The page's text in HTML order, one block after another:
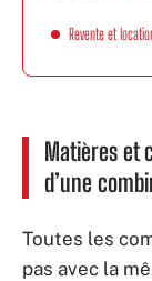
Revente et
Matières et
d’une
Toutes les
pas avec la